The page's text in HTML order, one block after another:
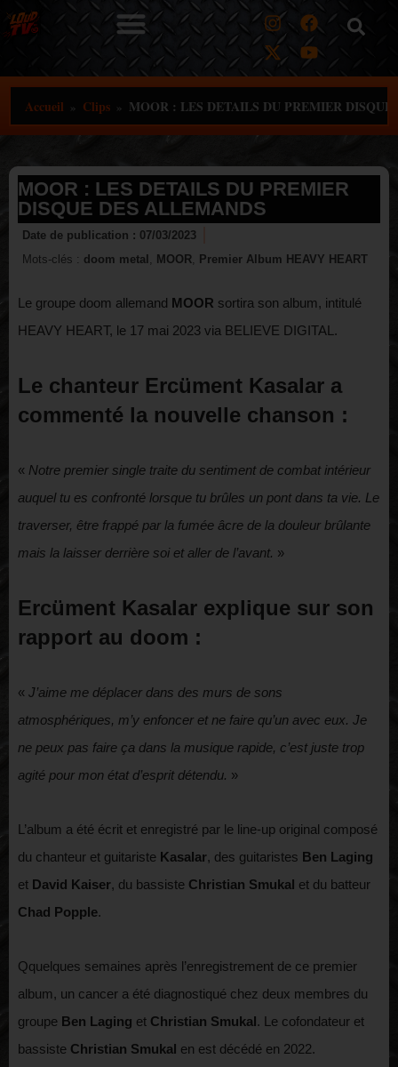
contenu
Accueil » Clips » MOOR : LES DETAILS DU PREMIER
MOOR : LES DETAILS DU PREMIER
DISQUE DES ALLEMANDS
Date de publication : 07/03/2023
Mots-clés : doom metal MOOR Premier Album HEAVY HEART
Le groupe doom allemand MOOR sortira son album, intitulé
HEAVY HEART, le 17 mai 2023 via BELIEVE DIGITAL.
Le chanteur Ercüment Kasalar a
commenté la nouvelle chanson :
« Notre premier single traite du sentiment de combat intérieur
auquel tu es confronté lorsque tu brûles un pont dans ta vie. Le
traverser, être frappé par la fumée âcre de la douleur brûlante
mais la laisser derrière soi et aller de l’avant. »
Ercüment Kasalar explique sur son
rapport au doom :
« J’aime me déplacer dans des murs de sons
atmosphériques, m’y enfoncer et ne faire qu’un avec eux. Je
ne peux pas faire ça dans la musique rapide, c’est juste trop
agité pour mon état d’esprit détendu. »
L’album a été écrit et enregistré par le line-up original composé
du chanteur et guitariste Kasalar, des guitaristes Ben Laging
et David Kaiser, du bassiste Christian Smukal et du batteur
Chad Popple.
Qquelques semaines après l’enregistrement de ce premier
album, un cancer a été diagnostiqué chez deux membres du
groupe Ben Laging et Christian Smukal. Le cofondateur et
bassiste Christian Smukal en est décédé en 2022.